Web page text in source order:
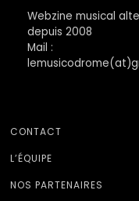
Webzine musical
depuis 2008
Mail :
CONTACT
L’ÉQUIPE
NOS PARTENAIRES